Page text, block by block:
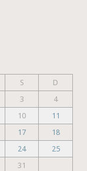
S
D
3
4
10
11
17
18
24
25
31